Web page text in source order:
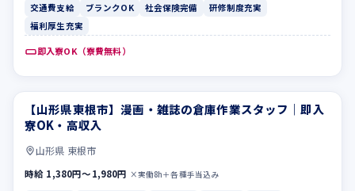
交通費支給
ブランクOK 社会保険完備
研修制度充実
福利厚生充実
即入寮OK（寮費無料）
未経験OK 正社員登用あり
【山形県東根市】漫画・雑誌の倉庫作業スタッフ｜即入
寮OK・高収入
山形県 東根市
時給 1,380円〜1,980円 ×実働8h＋各種手当込み